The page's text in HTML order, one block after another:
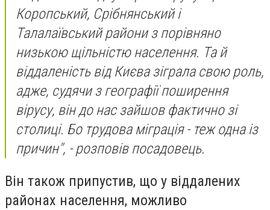
Коропський, Срібнянський і
Талалаївський райони з порівняно
низькою щільністю населення. Та й
віддаленість від Києва зіграла свою роль,
адже, судячи з географії поширення
вірусу, він до нас зайшов фактично зі
столиці. Бо трудова міграція - теж одна із
причин", - розповів посадовець.
Він також припустив, що у віддалених
районах населення, можливо